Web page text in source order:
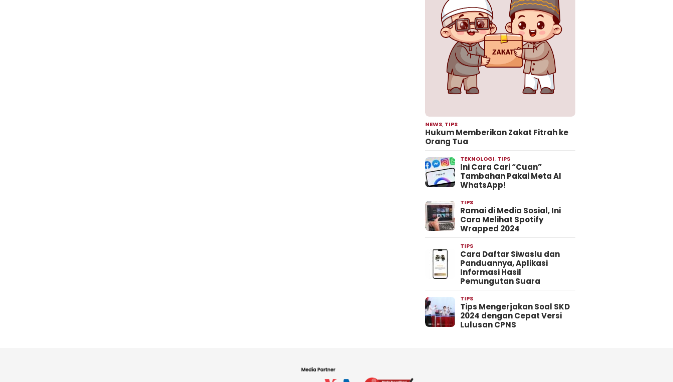
NEWS, TIPS
Hukum Memberikan Zakat Fitrah ke
Orang Tua
TEKNOLOGI, TIPS
Ini Cara Cari “Cuan”
Tambahan Pakai Meta AI
WhatsApp!
TIPS
Ramai di Media Sosial, Ini
Cara Melihat Spotify
Wrapped 2024
TIPS
Cara Daftar Siwaslu dan
Panduannya, Aplikasi
Informasi Hasil
Pemungutan Suara
TIPS
Tips Mengerjakan Soal SKD
2024 dengan Cepat Versi
Lulusan CPNS